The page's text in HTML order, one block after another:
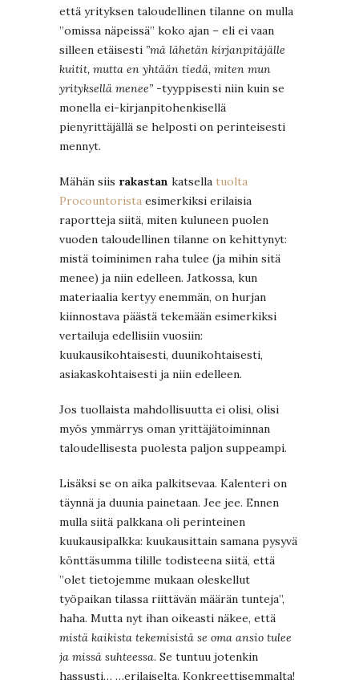
että yrityksen taloudellinen tilanne on mulla
”omissa näpeissä” koko ajan – eli ei vaan
silleen etäisesti ”mä lähetän kirjanpitäjälle
kuitit, mutta en yhtään tiedä, miten mun
yrityksellä menee” -tyyppisesti niin kuin se
monella ei-kirjanpitohenkisellä
pienyrittäjällä se helposti on perinteisesti
mennyt.
Mähän siis rakastan katsella tuolta
Procountorista esimerkiksi erilaisia
raportteja siitä, miten kuluneen puolen
vuoden taloudellinen tilanne on kehittynyt:
mistä toiminimen raha tulee (ja mihin sitä
menee) ja niin edelleen. Jatkossa, kun
materiaalia kertyy enemmän, on hurjan
kiinnostava päästä tekemään esimerkiksi
vertailuja edellisiin vuosiin:
kuukausikohtaisesti, duunikohtaisesti,
asiakaskohtaisesti ja niin edelleen.
Jos tuollaista mahdollisuutta ei olisi, olisi
myös ymmärrys oman yrittäjätoiminnan
taloudellisesta puolesta paljon suppeampi.
Lisäksi se on aika palkitsevaa. Kalenteri on
täynnä ja duunia painetaan. Jee jee. Ennen
mulla siitä palkkana oli perinteinen
kuukausipalkka: kuukausittain samana pysyvä
könttäsumma tilille todisteena siitä, että
”olet tietojemme mukaan oleskellut
työpaikan tilassa riittävän määrän tunteja”,
haha. Mutta nyt ihan oikeasti näkee, että
mistä kaikista tekemisistä se oma ansio tulee
ja missä suhteessa. Se tuntuu jotenkin
hassusti… …erilaiselta. Konkreettisemmalta!